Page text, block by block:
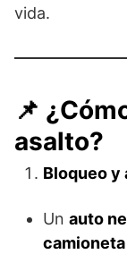
vida.
📌
asalto?
Bloqueo y
Un auto